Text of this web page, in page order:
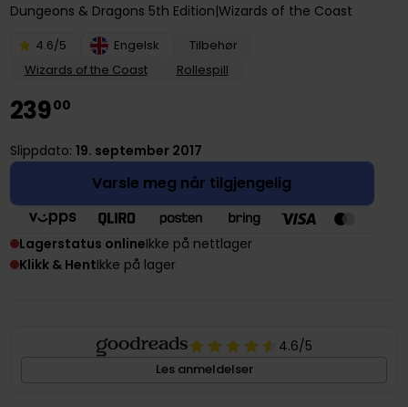
Dungeons & Dragons 5th Edition Wizards of the Coast
4.6/5 Engelsk
Tilbehør
Wizards of the Coast
Rollespill
23900
Slippdato: 19. september 2017
Varsle meg når tilgjengelig
Lagerstatus onlineIkke på nettlager
Klikk & HentIkke på lager
4.6/5
Les anmeldelser